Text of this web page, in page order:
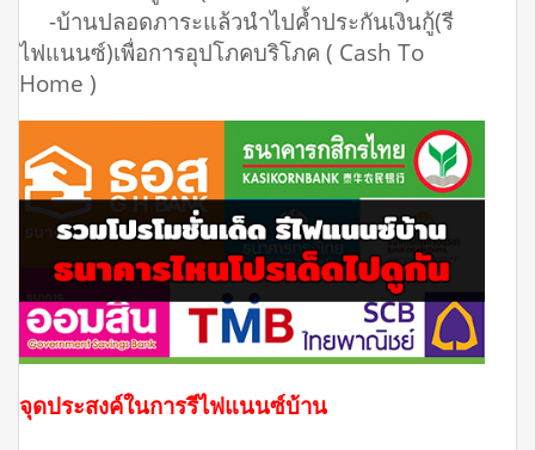
-บ้านปลอดภาระแล้วนำไปค้ำประกันเงินกู้(รี
ไฟแนนซ์)เพื่อการอุปโภคบริโภค ( Cash To
Home )
จุดประสงค์ในการรีไฟแนนซ์บ้าน